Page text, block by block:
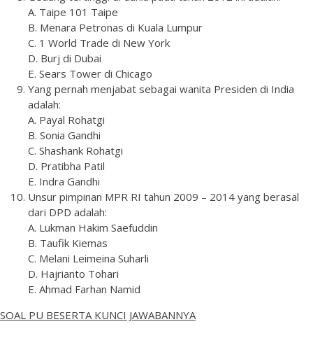
A. Taipe 101 Taipe
B. Menara Petronas di Kuala Lumpur
C. 1 World Trade di New York
D. Burj di Dubai
E. Sears Tower di Chicago
Yang pernah menjabat sebagai wanita Presiden di India
adalah:
A. Payal Rohatgi
B. Sonia Gandhi
C. Shashank Rohatgi
D. Pratibha Patil
E. Indra Gandhi
Unsur pimpinan MPR RI tahun 2009 – 2014 yang berasal
dari DPD adalah:
A. Lukman Hakim Saefuddin
B. Taufik Kiemas
C. Melani Leimeina Suharli
D. Hajrianto Tohari
E. Ahmad Farhan Namid
SOAL PU BESERTA KUNCI JAWABANNYA